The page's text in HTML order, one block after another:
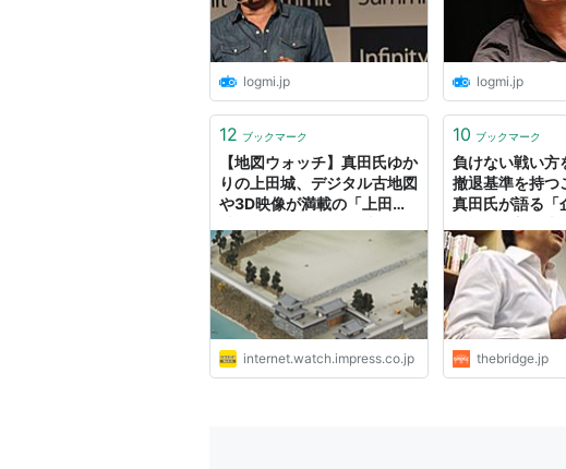
logmi.jp logmi.jp
12 ブックマーク
【地図ウォッチ】真田氏ゆか
りの上田城、デジタル古地図
や3D映像が満載の「上田城
internet.watch.impress.co.jp
10 ブックマーク
負けない戦い方
撤退基準を持
真田氏が語る「
法」
thebridge.jp